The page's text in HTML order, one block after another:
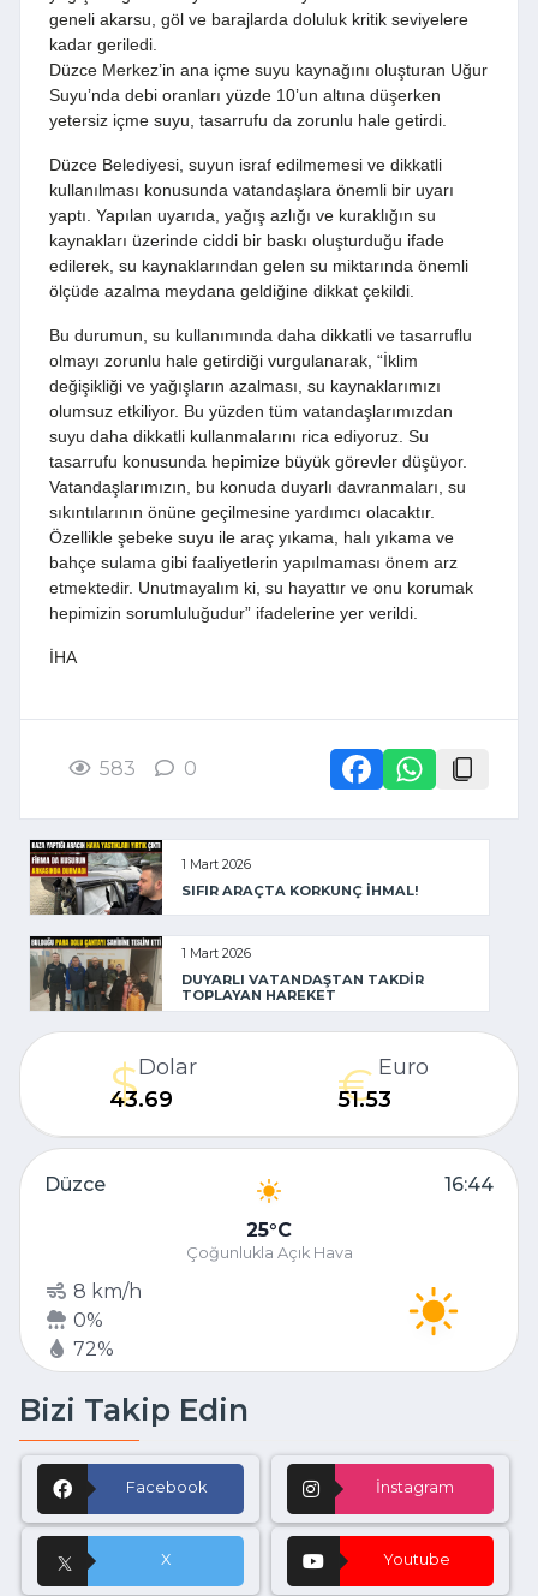
geneli akarsu, göl ve barajlarda doluluk kritik seviyelere
kadar geriledi.
Düzce Merkez’in ana içme suyu kaynağını oluşturan Uğur
Suyu’nda debi oranları yüzde 10’un altına düşerken
yetersiz içme suyu, tasarrufu da zorunlu hale getirdi.
Düzce Belediyesi, suyun israf edilmemesi ve dikkatli
kullanılması konusunda vatandaşlara önemli bir uyarı
yaptı. Yapılan uyarıda, yağış azlığı ve kuraklığın su
kaynakları üzerinde ciddi bir baskı oluşturduğu ifade
edilerek, su kaynaklarından gelen su miktarında önemli
ölçüde azalma meydana geldiğine dikkat çekildi.
Bu durumun, su kullanımında daha dikkatli ve tasarruflu
olmayı zorunlu hale getirdiği vurgulanarak, “İklim
değişikliği ve yağışların azalması, su kaynaklarımızı
olumsuz etkiliyor. Bu yüzden tüm vatandaşlarımızdan
suyu daha dikkatli kullanmalarını rica ediyoruz. Su
tasarrufu konusunda hepimize büyük görevler düşüyor.
Vatandaşlarımızın, bu konuda duyarlı davranmaları, su
sıkıntılarının önüne geçilmesine yardımcı olacaktır.
Özellikle şebeke suyu ile araç yıkama, halı yıkama ve
bahçe sulama gibi faaliyetlerin yapılmaması önem arz
etmektedir. Unutmayalım ki, su hayattır ve onu korumak
hepimizin sorumluluğudur” ifadelerine yer verildi.
İHA
583 0
1 Mart 2026
SIFIR ARAÇTA KORKUNÇ İHMAL!
1 Mart 2026
DUYARLI VATANDAŞTAN TAKDİR
TOPLAYAN HAREKET
Dolar
43.69
Euro
51.53
Düzce
16:44
25 C
Çoğunlukla Açık Hava
8 km/h
0%
72%
Bizi Takip Edin
Facebook İnstagram
X Youtube